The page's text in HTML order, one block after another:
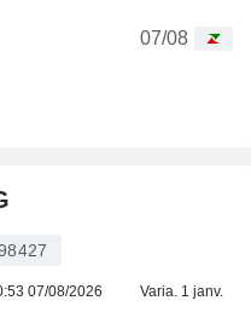
07/08
07/08/2026 Varia. 1 janv.